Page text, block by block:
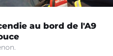
au bord de l'A9